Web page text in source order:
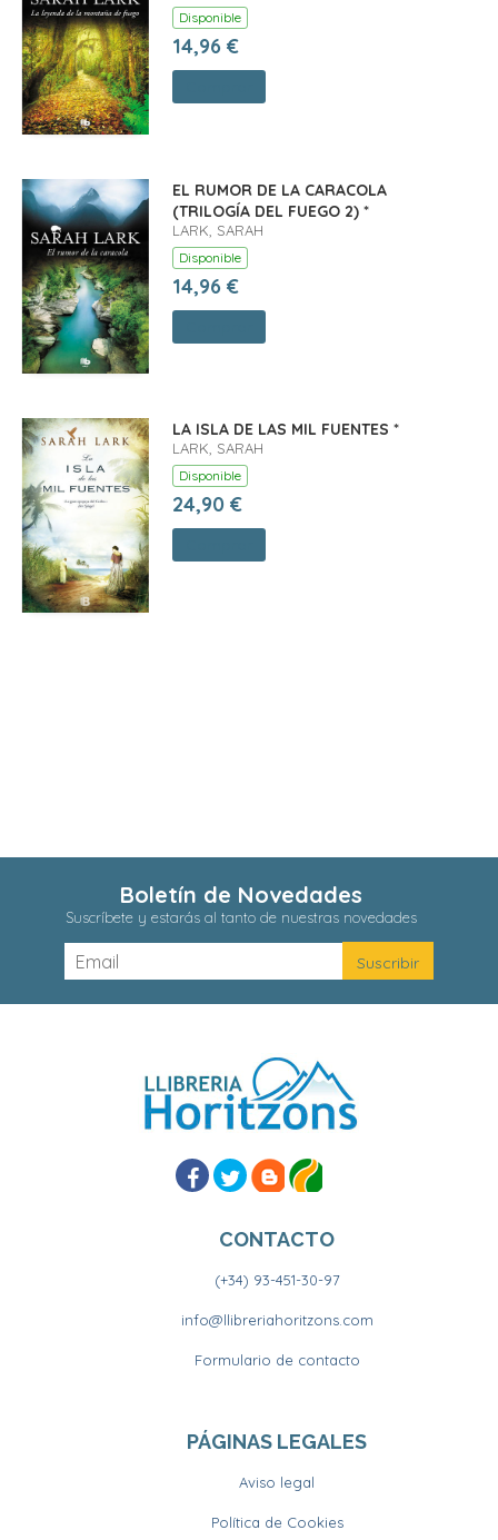
Disponible
14,96 €
EL RUMOR DE LA CARACOLA
(TRILOGÍA DEL FUEGO 2) *
LARK, SARAH
Disponible
14,96 €
LA ISLA DE LAS MIL FUENTES *
LARK, SARAH
Disponible
24,90 €
Boletín de Novedades
Suscríbete y estarás al tanto de nuestras novedades
CONTACTO
(+34) 93-451-30-97
info@llibreriahoritzons.com
Formulario de contacto
PÁGINAS LEGALES
Aviso legal
Política de Cookies